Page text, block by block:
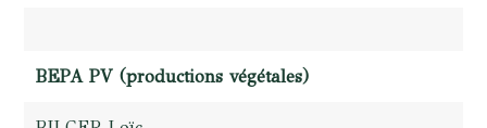
BEPA PV (productions végétales)